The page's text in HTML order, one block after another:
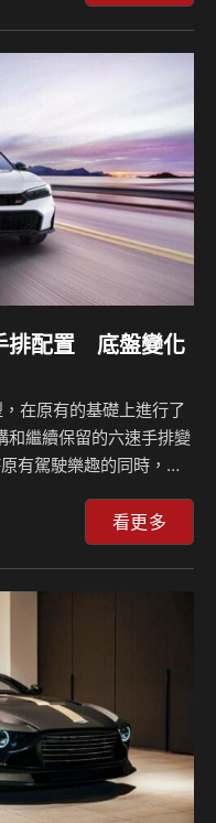
與之前在2024東京改裝
設計的前後保險桿，並配
輪圈，以及看起來更強
形成了鮮明對比，此外
步強化性能風格，包括
排配置 底盤變化
在原有的基礎上進行了
和繼續保留的六速手排變
有駕駛樂趣的同時，提
(約台幣98.2萬元)，在動
漲價應該是大家都可以接
計上進行了調整，基本上
頭部分的保桿經過重新
，與銳利的LED頭燈組
而霧燈的面積也被縮…
看更多